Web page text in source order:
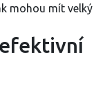
mohou mít velký